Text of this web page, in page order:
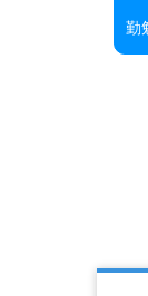
勤